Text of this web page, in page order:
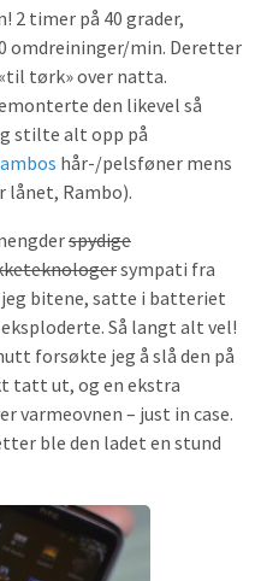
2 timer på 40 grader,
omdreininger/min. Deretter
tørk» over natta.
den likevel så
stilte alt opp på
hår-/pelsføner mens
lånet, Rambo).
spydige
sympati fra
bitene, satte i batteriet
Så langt alt vel!
forsøkte jeg å slå den på
tatt ut, og en ekstra
varmeovnen – just in case.
ble den ladet en stund